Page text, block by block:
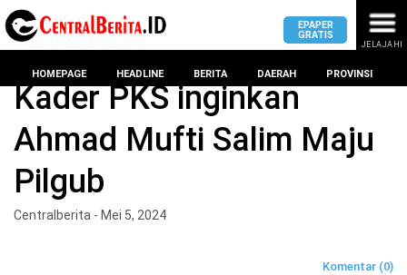
MASUK
DAERAH
PROVINSI
EPAPER
GRATIS
JELAJAHI
HOMEPAGE HEADLINE BERITA DAERAH PROVINSI
Kader PKS inginkan
Ahmad Mufti Salim Maju
Pilgub
Centralberita - Mei 5, 2024
Komentar (0)